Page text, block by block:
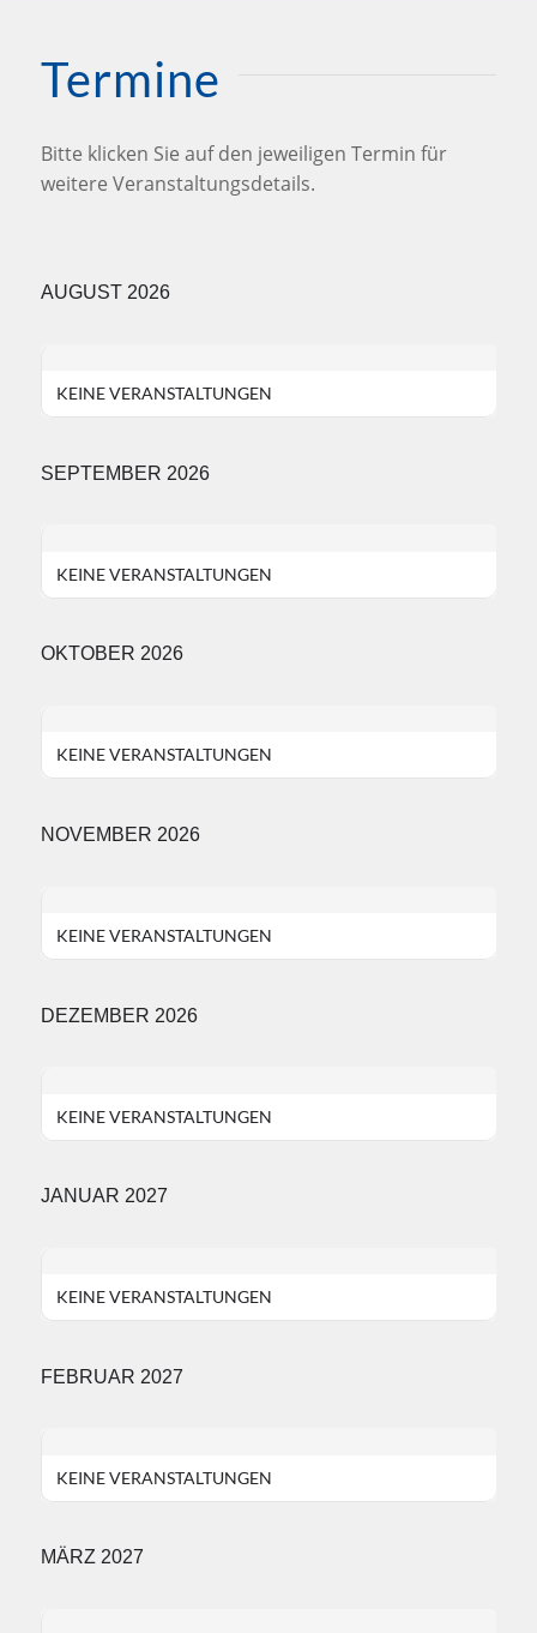
Termine
Bitte klicken Sie auf den jeweiligen Termin für
weitere Veranstaltungsdetails.
AUGUST 2026
KEINE VERANSTALTUNGEN
SEPTEMBER 2026
KEINE VERANSTALTUNGEN
OKTOBER 2026
KEINE VERANSTALTUNGEN
NOVEMBER 2026
KEINE VERANSTALTUNGEN
DEZEMBER 2026
KEINE VERANSTALTUNGEN
JANUAR 2027
KEINE VERANSTALTUNGEN
FEBRUAR 2027
KEINE VERANSTALTUNGEN
MÄRZ 2027